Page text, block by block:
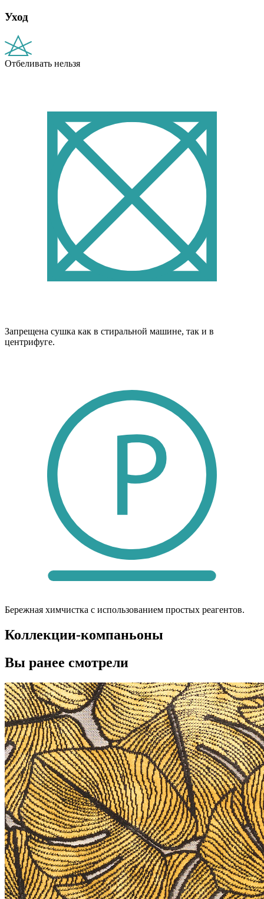
Уход
Отбеливать нельзя
Запрещена сушка как в стиральной машине, так и в
центрифуге.
Бережная химчистка с использованием простых реагентов.
Коллекции-компаньоны
Вы ранее смотрели